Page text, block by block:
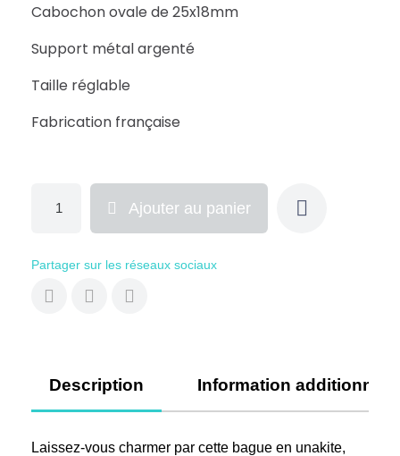
Cabochon ovale de 25x18mm
Support métal argenté
Taille réglable
Fabrication française
Ajouter au panier
Partager sur les réseaux sociaux
Description Information
Laissez-vous charmer par cette bague en unakite,